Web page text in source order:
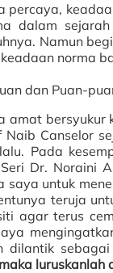
percaya,
dalam
Namun
norma
dan Puan-
amat
Naib Canselor
Pada
Dr. Noraini
saya untuk
teruja
agar terus
dilantik
luruskanlah